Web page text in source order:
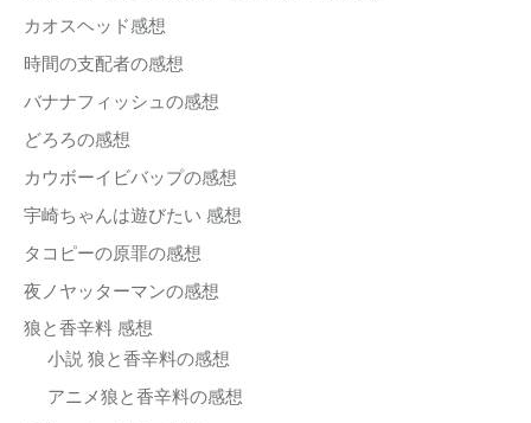
カオスヘッド感想
時間の支配者の感想
バナナフィッシュの感想
どろろの感想
カウボーイビバップの感想
宇崎ちゃんは遊びたい 感想
タコピーの原罪の感想
夜ノヤッターマンの感想
狼と香辛料 感想
小説 狼と香辛料の感想
アニメ狼と香辛料の感想